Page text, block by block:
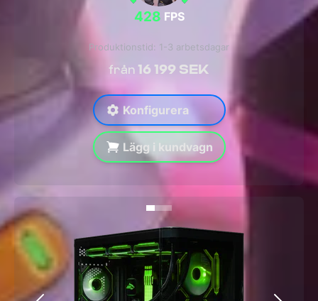
428 FPS
från 16 199 SEK
Produktionstid: 1-3 arbetsdagar
Konfigurera
Lägg i kundvagn